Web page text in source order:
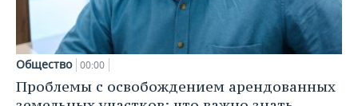
Общество 00:00
Проблемы с освобождением арендованных